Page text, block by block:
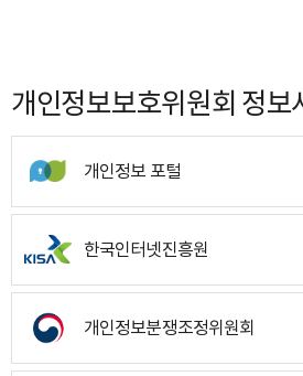
개인정보보호위원회 정보
개인정보 포털
한국인터넷진흥원
개인정보분쟁조정위원회